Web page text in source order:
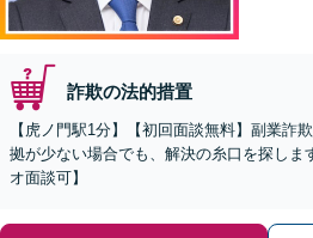
詐欺の法的措置
【虎ノ門駅1分】【初回面談無料】副業詐
拠が少ない場合でも、解決の糸口を探しま
オ面談可】